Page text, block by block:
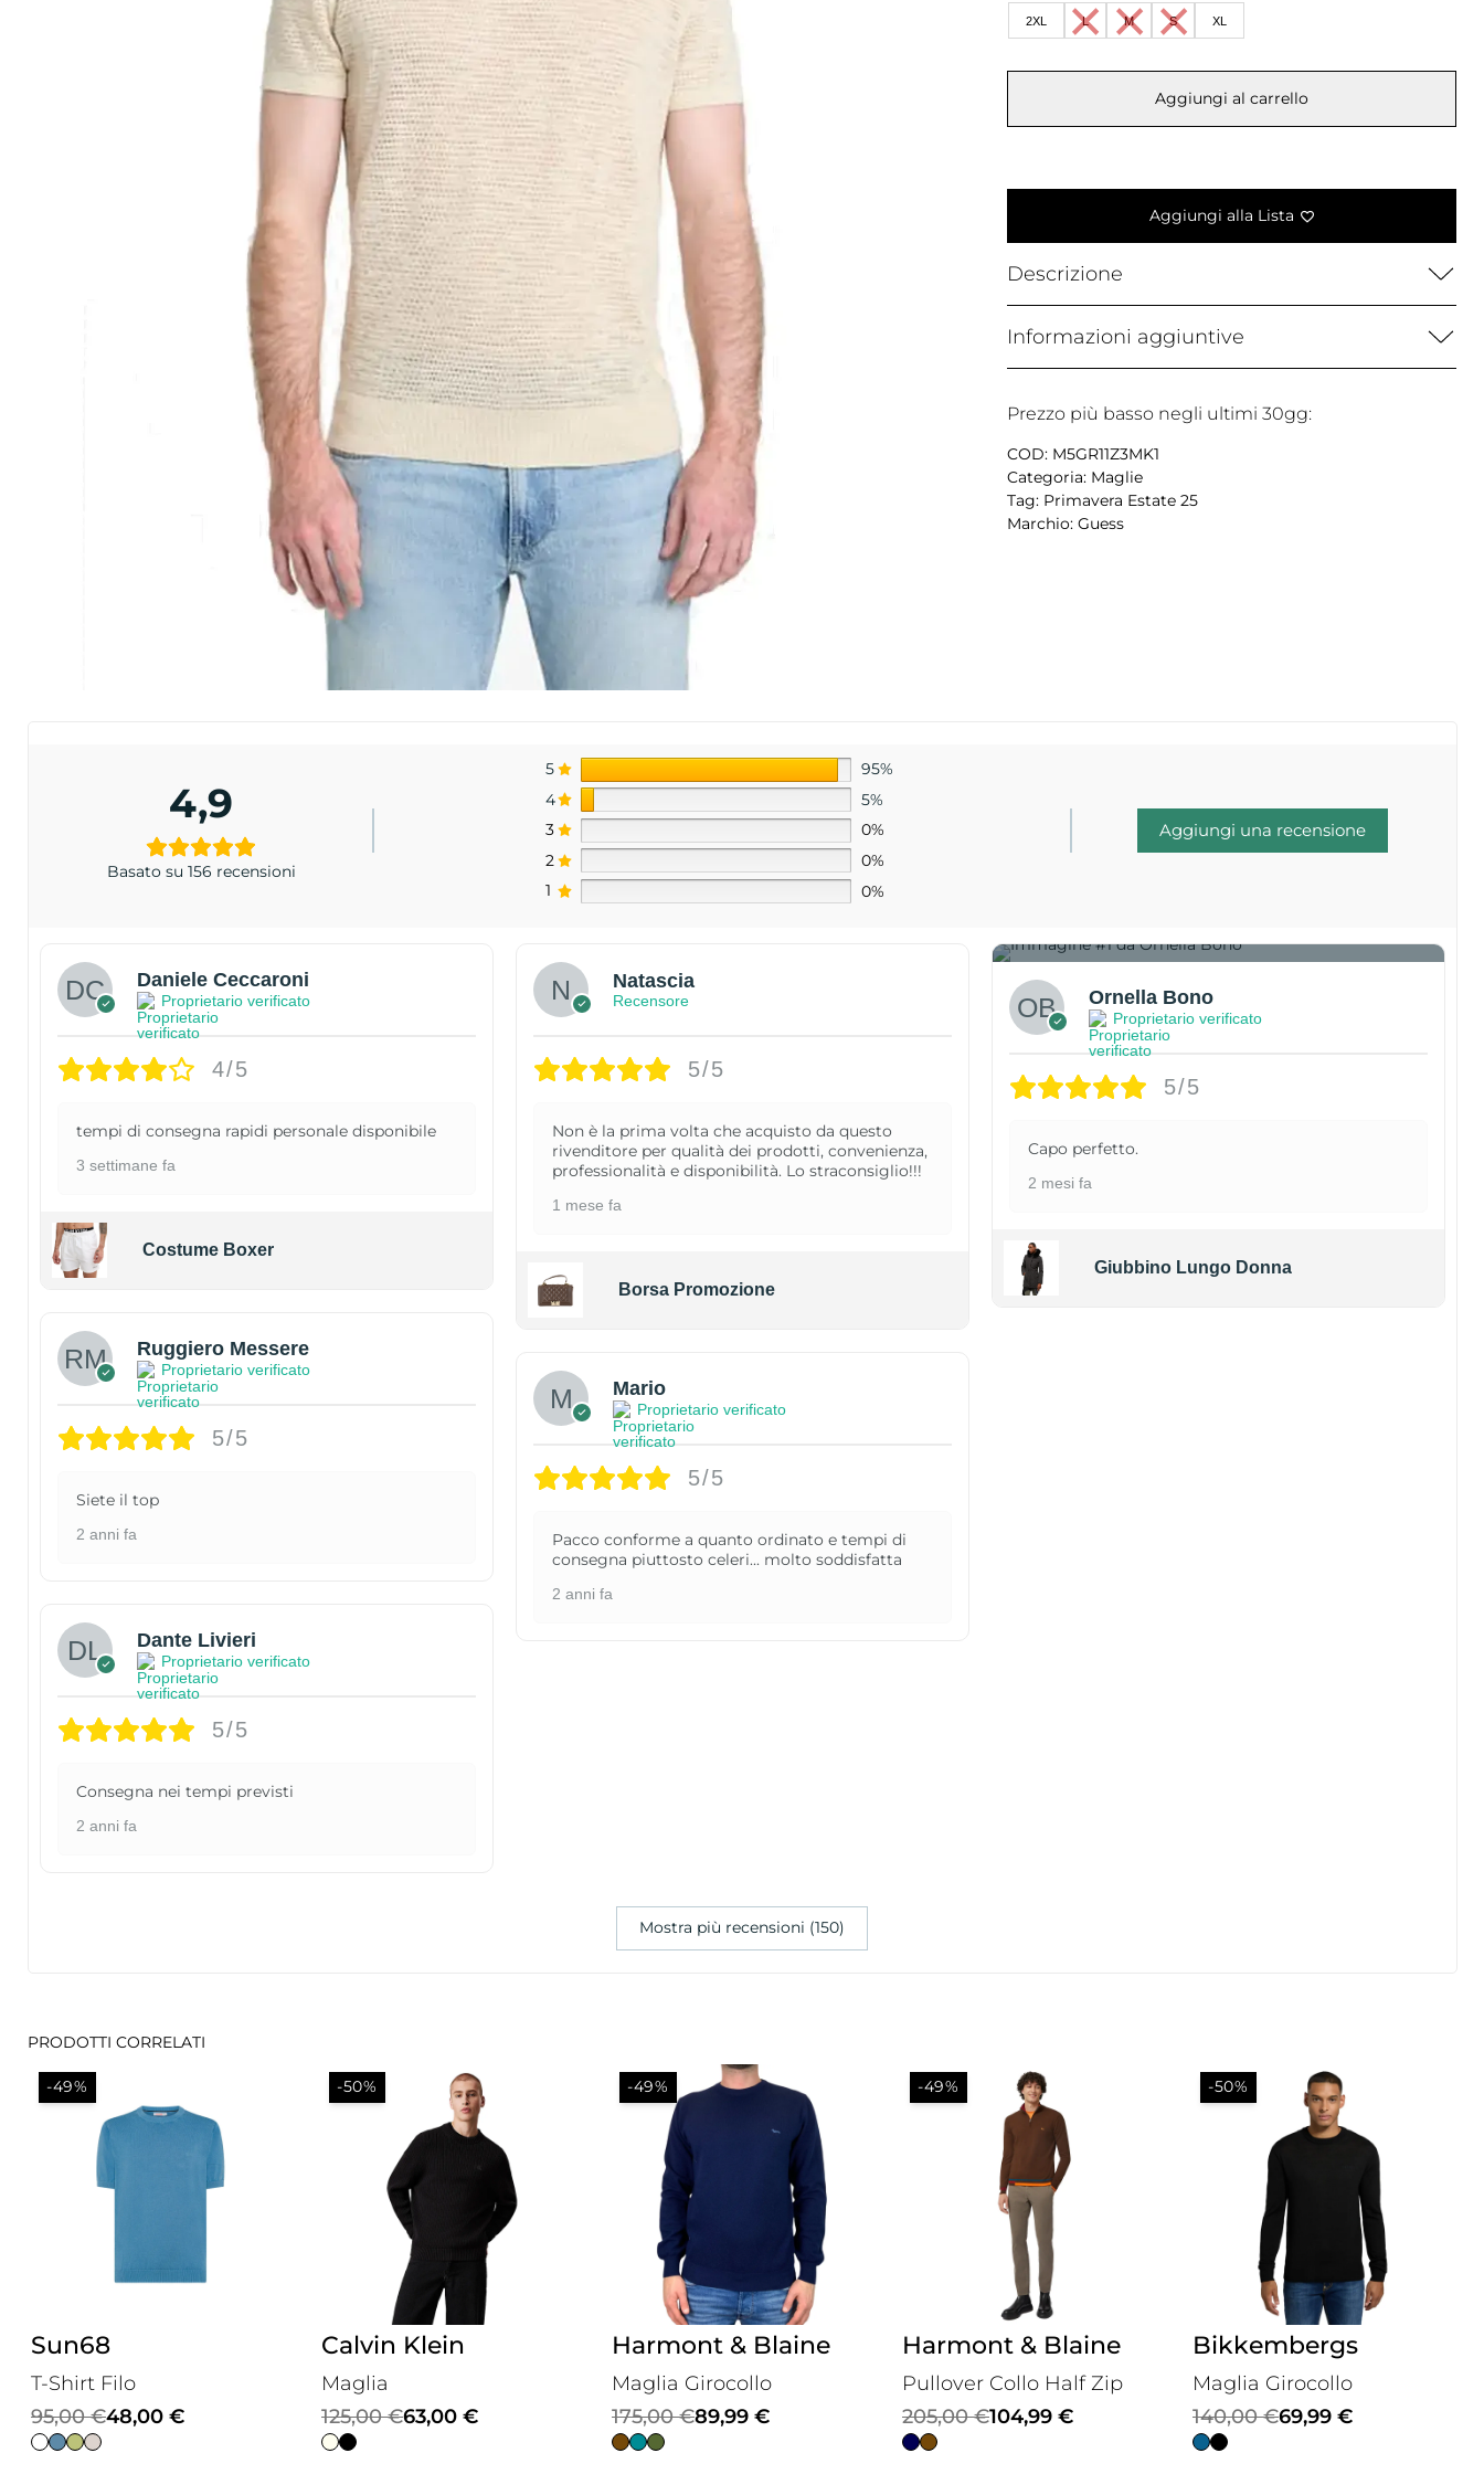
era: è:
2XL L M S XL
Aggiungi al carrello
Aggiungi alla Lista
Descrizione
Informazioni aggiuntive
Prezzo più basso negli ultimi 30gg:
COD: M5GR11Z3MK1
Categoria: Maglie
Tag: Primavera Estate 25
Marchio:Guess
4,9
Basato su 156 recensioni
5
95%
4
5%
3
0%
2
0%
1
0%
Aggiungi una recensione
Daniele Ceccaroni
Proprietario verificato
4/5
tempi di consegna rapidi personale disponibile
3 settimane fa
Costume Boxer
Ruggiero Messere
Proprietario verificato
5/5
Siete il top
2 anni fa
Dante Livieri
Proprietario verificato
5/5
Consegna nei tempi previsti
2 anni fa
Natascia
Recensore
5/5
Non è la prima volta che acquisto da questo
rivenditore per qualità dei prodotti, convenienza,
professionalità e disponibilità. Lo straconsiglio!!!
1 mese fa
Borsa Promozione
Mario
Proprietario verificato
5/5
Pacco conforme a quanto ordinato e tempi di
consegna piuttosto celeri... molto soddisfatta
2 anni fa
Ornella Bono
Proprietario verificato
5/5
Capo perfetto.
2 mesi fa
Giubbino Lungo Donna
Mostra più recensioni (150)
PRODOTTI CORRELATI
-49%
Sun68
T-Shirt Filo
95,00€
Il
prezzo
48,00 €
Il
prezzo
-50%
Calvin Klein
Maglia
125,00€
Il
prezzo
63,00 €
Il
prezzo
-49%
Harmont & Blaine
Maglia Girocollo
175,00€
Il
prezzo
89,99 €
Il
prezzo
-49%
Harmont & Blaine
Pullover Collo Half Zip
205,00€
Il
prezzo
104,99 €
Il
prezzo
-50%
Bikkembergs
Maglia Girocollo
140,00€
Il
prezzo
69,99 €
Il
prezzo